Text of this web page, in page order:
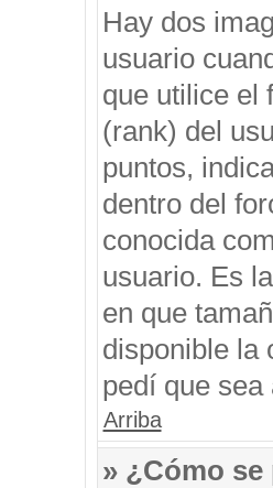
Hay dos
usuario
que utilice el
(rank) del
puntos,
dentro del
conocida
usuario. Es
en que
disponible la
pedí que sea
Arriba
» ¿Cómo